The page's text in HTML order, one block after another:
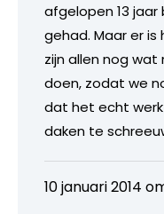
afgelopen 13
gehad. Maar er is
zijn allen nog
doen, zodat we
dat het echt
daken te
10 januari 2014